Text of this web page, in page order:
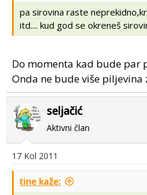
pa sirovina raste
itd.... kud god se okreneš
Do momenta kad bude par
Onda ne bude više piljevina
seljačić
Aktivni član
17 Kol 2011
tine kaže: